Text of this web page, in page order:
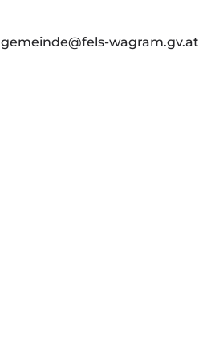
gemeinde@fels-wagram.gv.at